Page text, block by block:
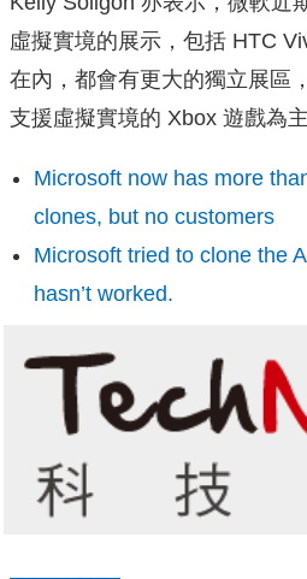
虛擬實境的展示，包括 HTC
在內，都會有更大的獨立展區
支援虛擬實境的 Xbox 遊戲為主
Microsoft now has more
clones, but no customers
Microsoft tried to clone the
hasn’t worked.